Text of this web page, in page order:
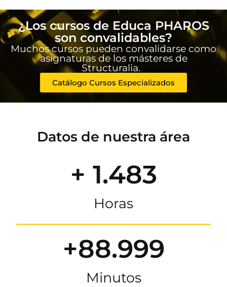
¿Los cursos de Educa PHAROS
son convalidables?
Muchos cursos pueden convalidarse como
asignaturas de los másteres de
Structuralia.
Catálogo Cursos Especializados
Datos de nuestra área
+ 1.483
Horas
+88.999
Minutos